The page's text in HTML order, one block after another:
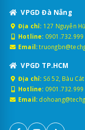
VPGD Đà Nẵng
Địa chỉ: 127 Nguyễn
Hotline: 0901.732.999
Email:
VPGD TP.HCM
Địa chỉ: Số 52, Bàu
Hotline: 0901.732.999
Email: